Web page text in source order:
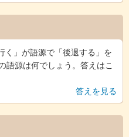
く」が語源で「後退する」を
語源は何でしょう。答えはこ
答えを見る